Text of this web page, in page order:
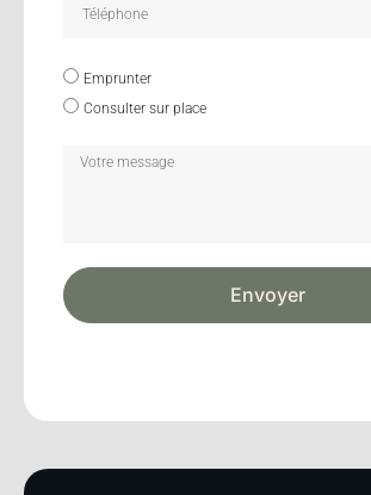
Emprunter
Consulter sur place
Envoyer